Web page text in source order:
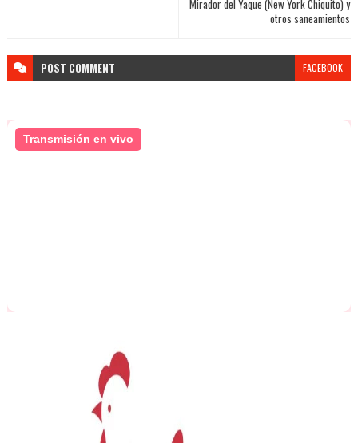
Mirador del Yaque (New York Chiquito) y
otros saneamientos
POST COMMENT FACEBOOK
Transmisión en vivo